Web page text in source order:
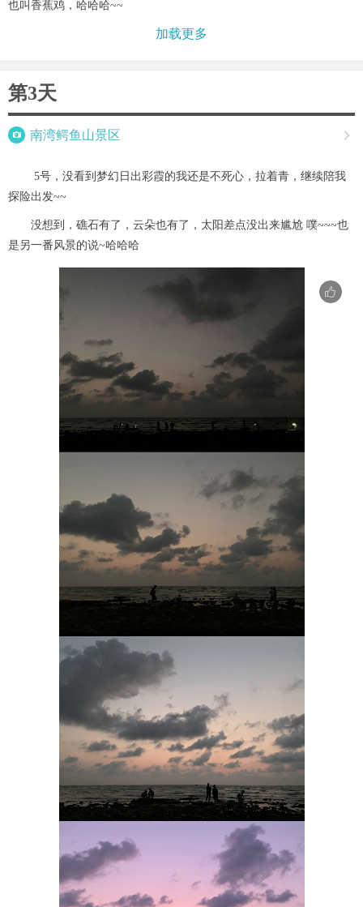
也叫香蕉鸡，哈哈哈~~
加载更多
第3天
 南湾鳄鱼山景区 
5号，没看到梦幻日出彩霞的我还是不死心，拉着青，继续陪我
探险出发~~
没想到，礁石有了，云朵也有了，太阳差点没出来尴尬 噗~~~也
是另一番风景的说~哈哈哈